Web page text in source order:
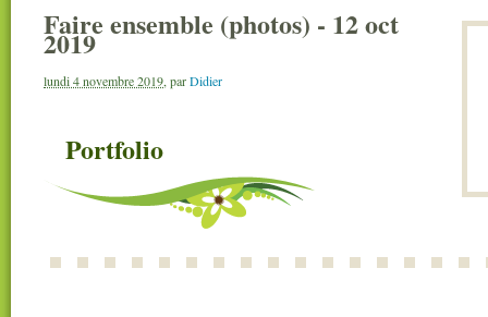
Faire ensemble (photos) - 12 oct
2019
lundi 4 novembre 2019, parDidier
Portfolio